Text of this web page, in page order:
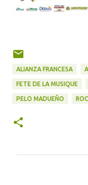
ALIANZA FRANCESA
FETE DE LA MUSIQUE
PELO MADUEÑO